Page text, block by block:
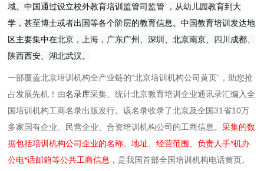
域。中国通过设立校外教育培训监管司监管 ，从幼儿园教育到大
学，甚至博士或者出国等各个阶层的教育信息。中国教育培训发达地
区主要集中在北京 ， 上海 ， 广东广州、深圳、北京南京、 四川成都、
陕西西安、湖北武汉。
一部覆盖北京培训机构全产业链的“北京培训机构公司黄页”，助您抢
占发展先机！由名录库采集、统计北京教育培训企业通讯录汇编入全
国培训机构工商名录出版发行。该名录收录了北京及全国31省10万
多家国有企业、民营企业、合资培训机构公司的工商信息。采集的数
据包括培训机构公司企业的名称、地址、经营范围、负责人手*机办
公电*话邮箱等公共工商信息，是我国首部全国培训机构电话黄页。